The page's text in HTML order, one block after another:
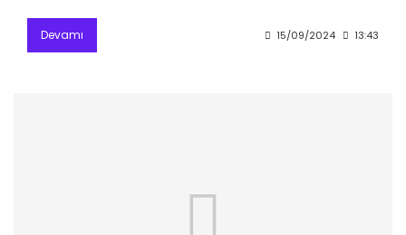
Devamı 15/09/2024 13:43